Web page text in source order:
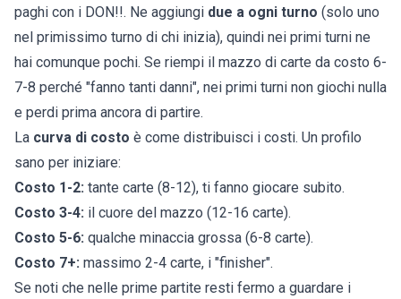
paghi con i DON!!. Ne aggiungi due a ogni turno (solo uno
nel primissimo turno di chi inizia), quindi nei primi turni ne
hai comunque pochi. Se riempi il mazzo di carte da costo 6-
7-8 perché "fanno tanti danni", nei primi turni non giochi nulla
e perdi prima ancora di partire.
La curva di costo è come distribuisci i costi. Un profilo
sano per iniziare:
Costo 1-2: tante carte (8-12), ti fanno giocare subito.
Costo 3-4: il cuore del mazzo (12-16 carte).
Costo 5-6: qualche minaccia grossa (6-8 carte).
Costo 7+: massimo 2-4 carte, i "finisher".
Se noti che nelle prime partite resti fermo a guardare i